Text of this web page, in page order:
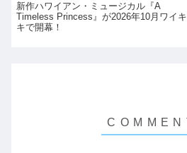
新作ハワイアン・ミュージカル『A
Timeless Princess』が2026年10月ワイキ
キで開幕！